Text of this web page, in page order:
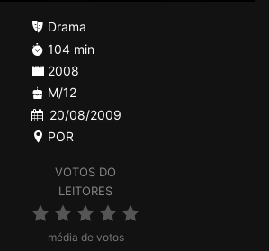
VOTOS DO
LEITORES
média de votos
Drama
104 min
2008
M/12
20/08/2009
POR